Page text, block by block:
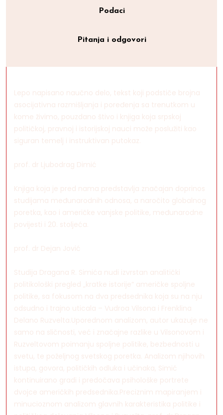
Podaci
Pitanja i odgovori
Lepo napisano naučno delo, tekst koji podstiče brojna
asocijativna razmišljanja i poređenja sa trenutkom u
kome živimo, pouzdano štivo i knjiga koja srpskoj
političkoj, pravnoj i istorijskoj nauci može poslužiti kao
siguran temelj i instruktivan putokaz.
prof. dr Ljubodrag Dimić
Knjiga koja je pred nama predstavlja značajan doprinos
studijama međunarodnih odnosa, a naročito globalnog
poretka, kao i američke vanjske politike, međunarodne
povijesti i 20. stoljeća.
prof. dr Dejan Jović
Studija Dragana R. Simića nudi izvrstan analitički
politikološki pregled „kratke istorije“ američke spoljne
politike, sa fokusom na dva predsednika koja su na nju
odsudno i trajno uticala – Vudroa Vilsona i Frenklina
Delano Ruzvelta.Uporednom analizom, autor ukazuje ne
samo na sličnosti, već i značajne razlike u Vilsonovom i
Ruzveltovom poimanju spoljne politike, bezbednosti u
svetu, te poželjnog svetskog poretka. Analizom njihovih
istupa, govora, političkih odluka i učinaka, Simić
kontinuirano gradi i predočava psihološke portrete
dvojce američkih predsednika.Preciznim mapiranjem i
minucioznom analizom glavnih karakteristika politike i